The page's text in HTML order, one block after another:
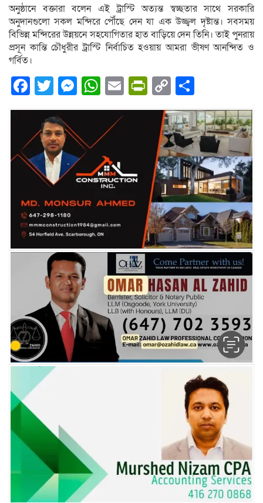
অনুষ্ঠানে বক্তারা বলেন এই ট্রাস্টি অত্যন্ত স্বচ্ছতার সাথে সরকারি
অনুদানগুলো সকল মন্দিরে পৌঁছে দেন যা এক উজ্জ্বল দৃষ্টান্ত। সবসময়
বিভিন্ন মন্দিরের উন্নয়নে সহযোগিতার হাত বাড়িয়ে দেন তিনি। তাই পুনরায়
প্রসূন কান্তি চৌধুরীর ট্রাস্টি নির্বাচিত হওয়ায় আমরা ভীষণ আনন্দিত ও
গর্বিত।
Facebook
Twitter
Messenger
WhatsApp
EmailPrintFriendly
Copy
Link